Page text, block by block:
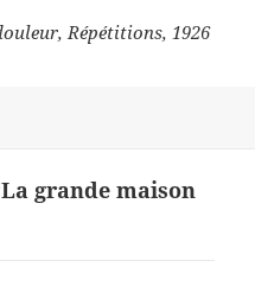
Répétitions, 1926
grande maison